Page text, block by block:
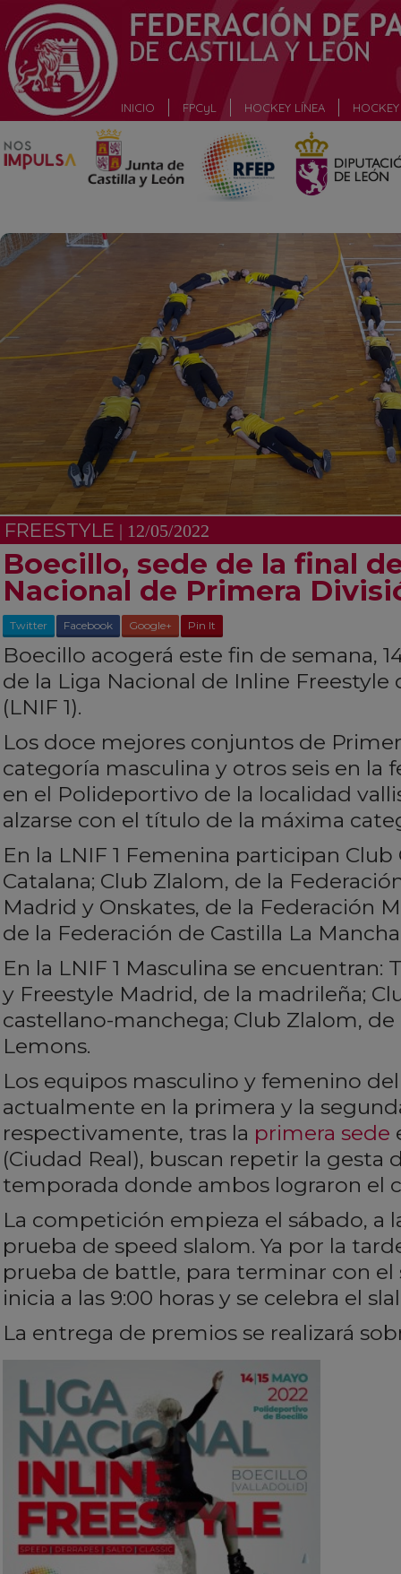
INICIO FPCyL HOCKEY LÍNEA HOCKEY
FREESTYLE | 12/05/2022
Boecillo, sede de la final
Nacional de Primera
Twitter Facebook Google+ Pin It
Boecillo acogerá este fin de semana,
de la Liga Nacional de Inline Freestyle
(LNIF 1).
Los doce mejores conjuntos de
categoría masculina y otros seis en la
en el Polideportivo de la localidad
alzarse con el título de la máxima
En la LNIF 1 Femenina participan Club
Catalana; Club Zlalom, de la
Madrid y Onskates, de la Federación
de la Federación de Castilla La
En la LNIF 1 Masculina se encuentran:
y Freestyle Madrid, de la madrileña;
castellano-manchega; Club Zlalom,
Lemons.
Los equipos masculino y femenino
actualmente en la primera y la
respectivamente, tras la primera sede
(Ciudad Real), buscan repetir la gesta
temporada donde ambos lograron el
La competición empieza el sábado, a
prueba de speed slalom. Ya por la
prueba de battle, para terminar con el
inicia a las 9:00 horas y se celebra el
La entrega de premios se realizará